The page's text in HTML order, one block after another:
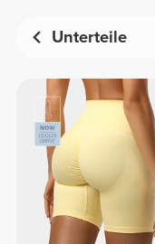
Unterteile